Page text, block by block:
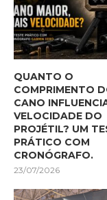
QUANTO O
COMPRIMENTO
CANO
VELOCIDADE DO
PROJÉTIL? UM
PRÁTICO COM
CRONÓGRAFO.
23/07/2026